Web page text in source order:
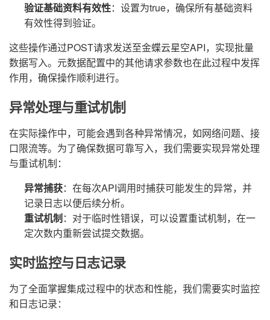
验证基础资料有效性：设置为true，确保所有基础资料
有效性得到验证。
这些操作通过POST请求发送至金蝶云星空API，实现批量
数据写入。元数据配置中的其他请求参数也在此过程中发挥
作用，确保操作顺利进行。
异常处理与重试机制
在实际操作中，可能会遇到各种异常情况，如网络问题、接
口限流等。为了确保数据可靠写入，我们需要实现异常处理
与重试机制：
异常捕获：在每次API调用时捕获可能发生的异常，并
记录日志以便后续分析。
重试机制：对于临时性错误，可以设置重试机制，在一
定次数内重新尝试提交数据。
实时监控与日志记录
为了全面掌握集成过程中的状态和性能，我们需要实时监控
和日志记录：